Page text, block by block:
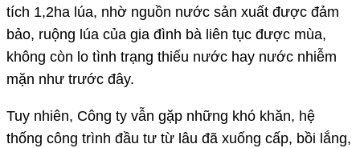
tích 1,2ha lúa, nhờ nguồn nước sản xuất được đảm
bảo, ruộng lúa của gia đình bà liên tục được mùa,
không còn lo tình trạng thiếu nước hay nước nhiễm
mặn như trước đây.
Tuy nhiên, Công ty vẫn gặp những khó khăn, hệ
thống công trình đầu tư từ lâu đã xuống cấp, bồi lắng,